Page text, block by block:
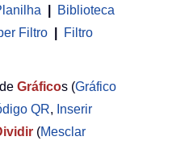
Biblioteca
Filtro
Filtro
de Gráficos (Gráfico
QR, Inserir
(Mesclar